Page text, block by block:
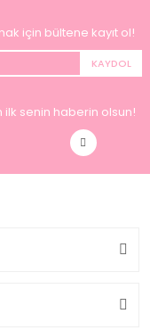
için bültene kayıt ol!
KAYDOL
senin haberin olsun!